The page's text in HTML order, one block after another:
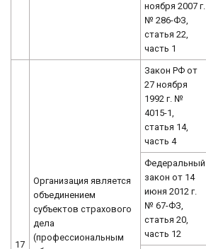
ноября 2007 г.
№ 286-ФЗ,
статья 22,
часть 1
17
Организация является
объединением
субъектов страхового
дела
(профессиональным
Закон РФ от
27 ноября
1992 г. №
4015-1,
статья 14,
часть 4
Федеральный
закон от 14
июня 2012 г.
№ 67-ФЗ,
статья 20,
часть 12